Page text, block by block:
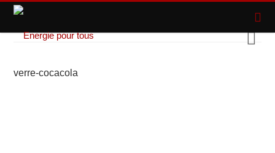
verre-cocacola